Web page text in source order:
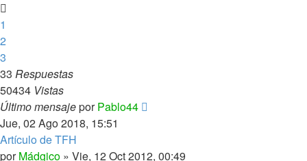
1
2
3
33 Respuestas
50434 Vistas
Último mensajeporPablo44
Jue, 02 Ago 2018, 15:51
Artículo de TFH
porMádgico » Vie, 12 Oct 2012, 00:49